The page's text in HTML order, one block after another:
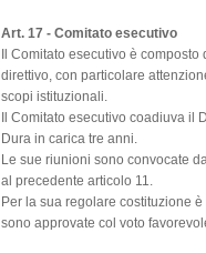
Art. 17 - Comitato esecutivo
Il Comitato esecutivo è
direttivo, con particolare
scopi istituzionali.
Il Comitato esecutivo coadiuva
Dura in carica tre anni.
Le sue riunioni sono convocate
al precedente articolo 11.
Per la sua regolare costituzione
sono approvate col voto